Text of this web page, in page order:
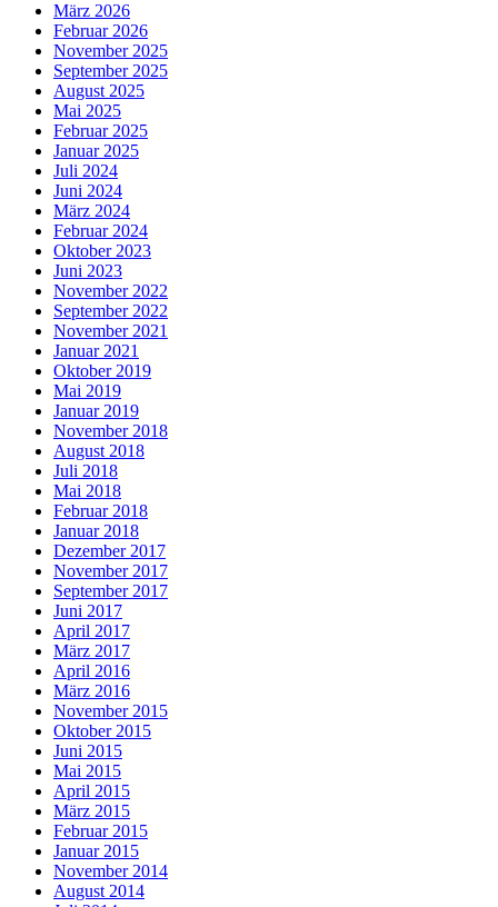
März 2026
Februar 2026
November 2025
September 2025
August 2025
Mai 2025
Februar 2025
Januar 2025
Juli 2024
Juni 2024
März 2024
Februar 2024
Oktober 2023
Juni 2023
November 2022
September 2022
November 2021
Januar 2021
Oktober 2019
Mai 2019
Januar 2019
November 2018
August 2018
Juli 2018
Mai 2018
Februar 2018
Januar 2018
Dezember 2017
November 2017
September 2017
Juni 2017
April 2017
März 2017
April 2016
März 2016
November 2015
Oktober 2015
Juni 2015
Mai 2015
April 2015
März 2015
Februar 2015
Januar 2015
November 2014
August 2014